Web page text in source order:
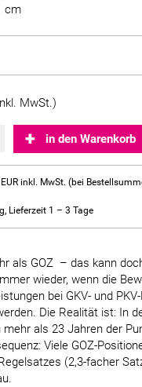
cm
MwSt.)
in den Warenkorb
inkl. MwSt. (bei
Lieferzeit 1 – 3 Tage
als GOZ – das kann
wieder, wenn die
bei GKV- und
Die Realität ist: In
mehr als 23 Jahren der
Viele GOZ-
(2,3-facher